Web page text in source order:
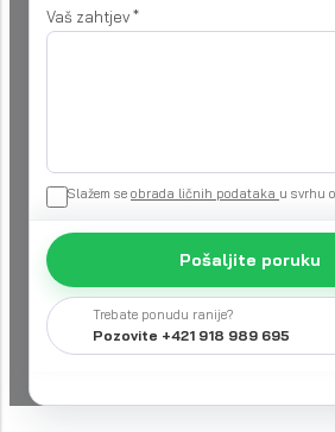
Vaš zahtjev*
Slažem se obrada ličnih podataka u svrhu
Pošaljite poruku
Trebate ponudu ranije?
Pozovite +421 918 989 695